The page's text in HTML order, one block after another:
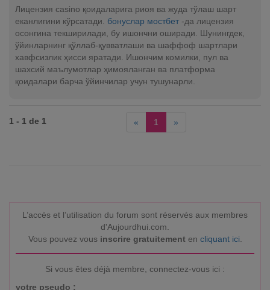
Лицензия casino қоидаларига риоя ва жуда тўлаш шарт
еканлигини кўрсатади. бонуслар мостбет -да лицензия
осонгина текширилади, бу ишончни оширади. Шунингдек,
ўйинларнинг қўллаб-қувватлаши ва шаффоф шартлари
хавфсизлик ҳисси яратади. Ишончим комилки, пул ва
шахсий маълумотлар ҳимояланган ва платформа
қоидалари барча ўйинчилар учун тушунарли.
1 - 1 de 1 « 1 »
L’accès et l’utilisation du forum sont réservés aux membres
d'Aujourdhui.com.
Vous pouvez vous inscrire gratuitementen cliquant ici
Si vous êtes déjà membre, connectez-vous ici :
votre pseudo :